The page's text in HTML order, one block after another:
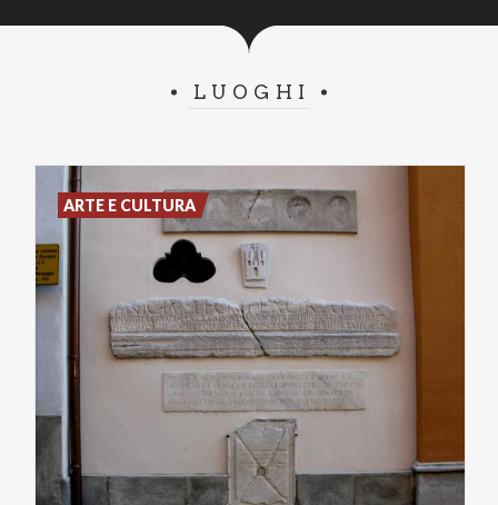
LUOGHI
ARTE E CULTURA